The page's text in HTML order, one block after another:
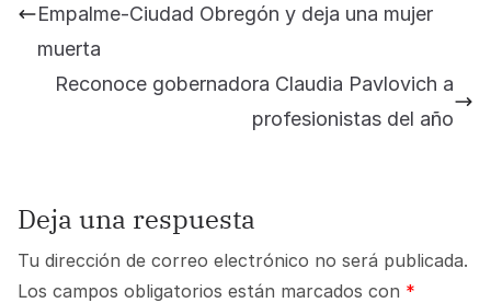
Empalme-Ciudad Obregón y deja una mujer
muerta
Reconoce gobernadora Claudia Pavlovich a
profesionistas del año
Deja una respuesta
Tu dirección de correo electrónico no será publicada.
Los campos obligatorios están marcados con *